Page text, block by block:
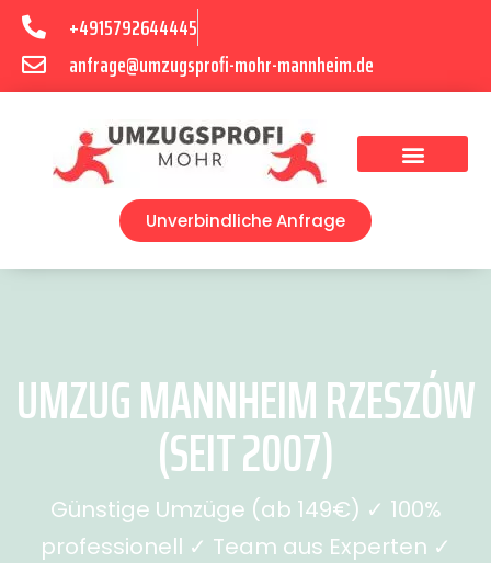
+4915792644445
anfrage@umzugsprofi-mohr-mannheim.de
Unverbindliche Anfrage
UMZUG MANNHEIM RZESZÓW
(SEIT 2007)
Günstige Umzüge (ab 149€) ✓ 100%
professionell ✓ Team aus Experten ✓